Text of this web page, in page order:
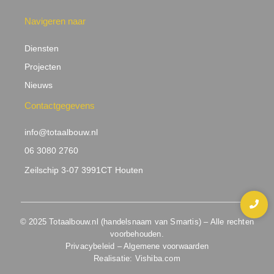
Navigeren naar
Diensten
Projecten
Nieuws
Contactgegevens
info@totaalbouw.nl
06 3080 2760
Zeilschip 3-07 3991CT Houten
© 2025 Totaalbouw.nl (handelsnaam van Smartis) – Alle rechten
voorbehouden.
Privacybeleid – Algemene voorwaarden
Realisatie: Vishiba.com